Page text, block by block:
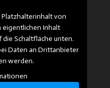
von
eigentlichen Inhalt
die Schaltfläche unten.
Daten an Drittanbieter
werden.